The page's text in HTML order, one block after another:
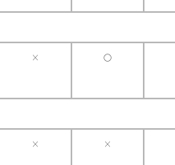
× 〇
× ×